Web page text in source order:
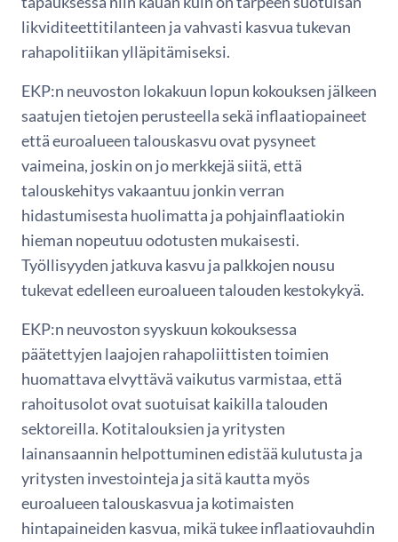
likviditeettitilanteen ja vahvasti kasvua tukevan
rahapolitiikan ylläpitämiseksi.
EKP:n neuvoston lokakuun lopun kokouksen jälkeen
saatujen tietojen perusteella sekä inflaatiopaineet
että euroalueen talouskasvu ovat pysyneet
vaimeina, joskin on jo merkkejä siitä, että
talouskehitys vakaantuu jonkin verran
hidastumisesta huolimatta ja pohjainflaatiokin
hieman nopeutuu odotusten mukaisesti.
Työllisyyden jatkuva kasvu ja palkkojen nousu
tukevat edelleen euroalueen talouden kestokykyä.
EKP:n neuvoston syyskuun kokouksessa
päätettyjen laajojen rahapoliittisten toimien
huomattava elvyttävä vaikutus varmistaa, että
rahoitusolot ovat suotuisat kaikilla talouden
sektoreilla. Kotitalouksien ja yritysten
lainansaannin helpottuminen edistää kulutusta ja
yritysten investointeja ja sitä kautta myös
euroalueen talouskasvua ja kotimaisten
hintapaineiden kasvua, mikä tukee inflaatiovauhdin